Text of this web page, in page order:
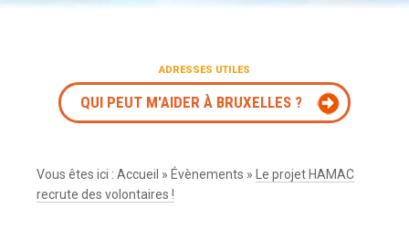
ADRESSES UTILES
QUI PEUT M'AIDER À BRUXELLES ?
Vous êtes ici :Accueil » Évènements »
Le projet HAMAC
recrute des volontaires !